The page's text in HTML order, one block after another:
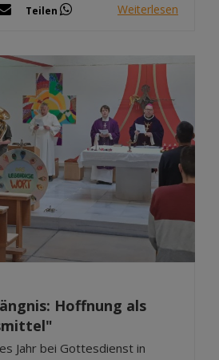
Teilen Weiterlesen
Hoffnung als
Jahr bei Gottesdienst in